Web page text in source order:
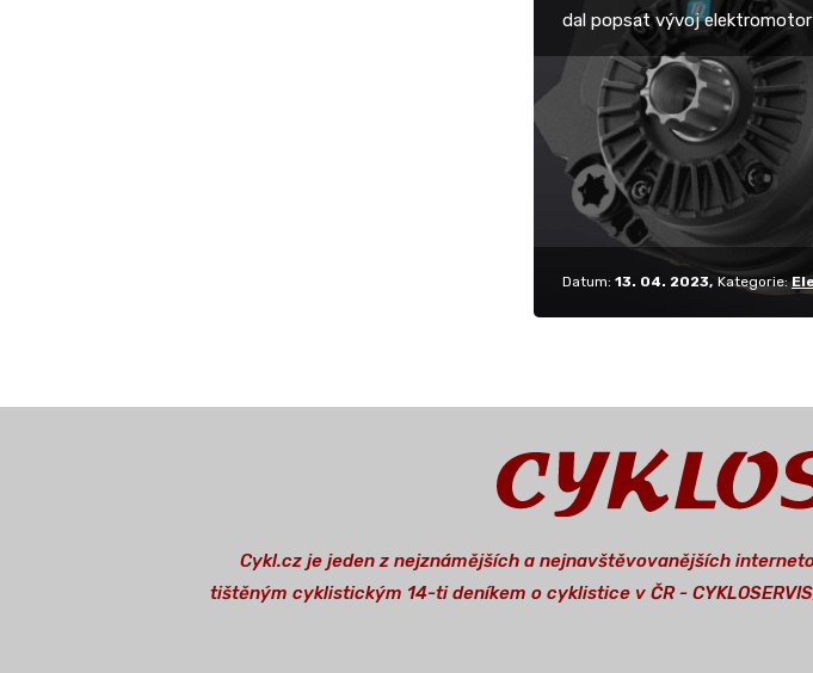
dal popsat vývoj
TQ. Zatímco před třemi lety
mezi silnými…
Datum: 13. 04. 2023 Kategorie:
Cykl.cz je jeden z nejznámějších a nejnavštěvovanějších
tištěným cyklistickým 14-ti deníkem o cyklistice v ČR -